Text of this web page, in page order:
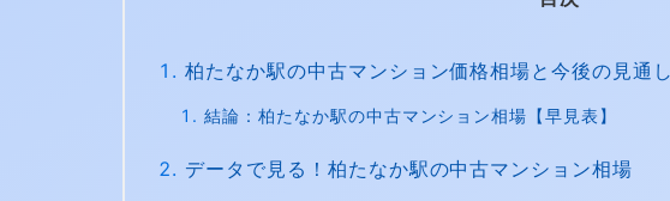
柏たなか駅の中古マンション価格相場と今後の見通し
結論：柏たなか駅の中古マンション相場【早見表】
データで見る！柏たなか駅の中古マンション相場